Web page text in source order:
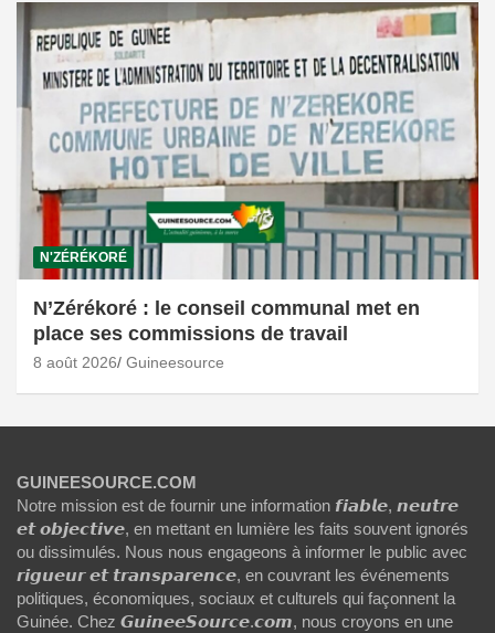
N'ZÉRÉKORÉ
N’Zérékoré : le conseil communal met en
place ses commissions de travail
8 août 2026 Guineesource
GUINEESOURCE.COM
Notre mission est de fournir une information 𝙛𝙞𝙖𝙗𝙡𝙚, 𝙣𝙚𝙪𝙩𝙧𝙚
𝙚𝙩 𝙤𝙗𝙟𝙚𝙘𝙩𝙞𝙫𝙚, en mettant en lumière les faits souvent ignorés
ou dissimulés. Nous nous engageons à informer le public avec
𝙧𝙞𝙜𝙪𝙚𝙪𝙧 𝙚𝙩 𝙩𝙧𝙖𝙣𝙨𝙥𝙖𝙧𝙚𝙣𝙘𝙚, en couvrant les événements
politiques, économiques, sociaux et culturels qui façonnent la
Guinée. Chez 𝙂𝙪𝙞𝙣𝙚𝙚𝙎𝙤𝙪𝙧𝙘𝙚.𝙘𝙤𝙢, nous croyons en une